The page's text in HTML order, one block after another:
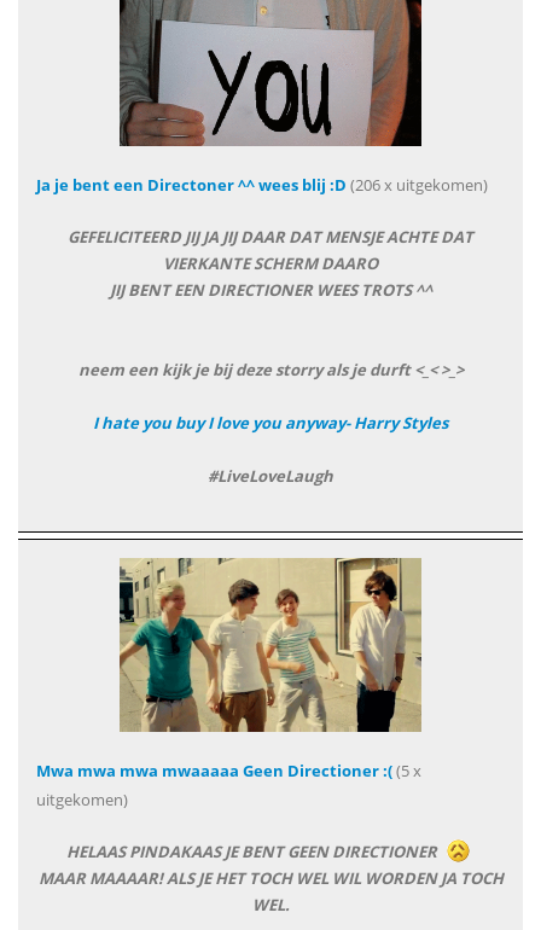
Ja je bent een Directoner ^^ wees blij :D (206 x uitgekomen)
GEFELICITEERD JIJ JA JIJ DAAR DAT MENSJE ACHTE DAT
VIERKANTE SCHERM DAARO
JIJ BENT EEN DIRECTIONER WEES TROTS ^^
neem een kijk je bij deze storry als je durft <_< >_>
I hate you buy I love you anyway- Harry Styles
#LiveLoveLaugh
Mwa mwa mwa mwaaaaa Geen Directioner :((5 x
uitgekomen)
HELAAS PINDAKAAS JE BENT GEEN DIRECTIONER
MAAR MAAAAR! ALS JE HET TOCH WEL WIL WORDEN JA TOCH
WEL.